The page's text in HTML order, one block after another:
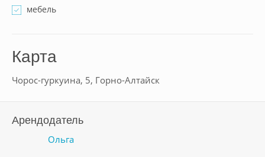
мебель
Карта
Чорос-гуркуина, 5, Горно-Алтайск
Арендодатель
Ольга